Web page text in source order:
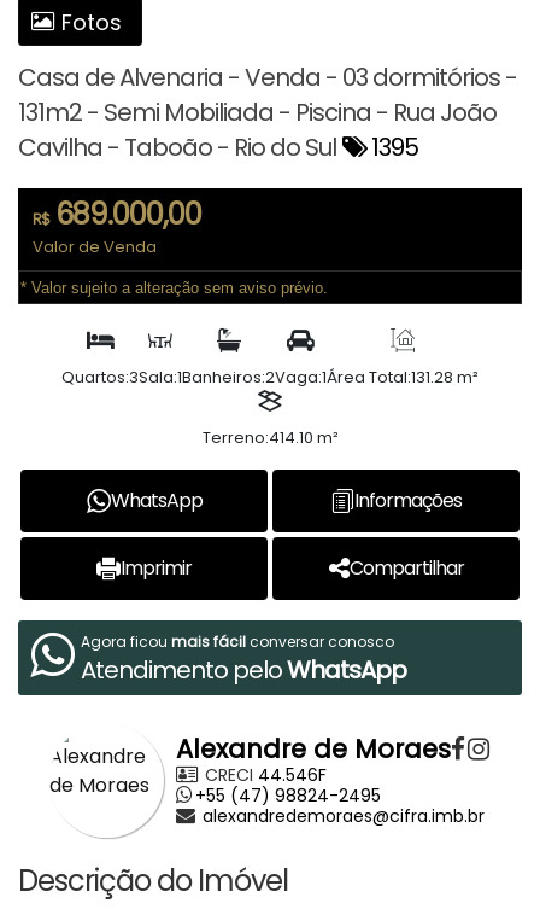
Fotos
Casa de Alvenaria - Venda - 03 dormitórios -
131m2 - Semi Mobiliada - Piscina - Rua João
Cavilha - Taboão - Rio do Sul
1395
R$689.000,00
Valor de Venda
* Valor sujeito a alteração sem aviso prévio.
Quartos:3Sala:1Banheiros:2Vaga:1Área Total:131.28 m²
Terreno:414.10 m²
WhatsApp Informações
Imprimir Compartilhar
Agora ficou mais fácilconversar conosco
Atendimento peloWhatsApp
Alexandre de Moraes
CRECI 44.546F
+55 (47) 98824-2495
alexandredemoraes@cifra.imb.br
Descrição do Imóvel